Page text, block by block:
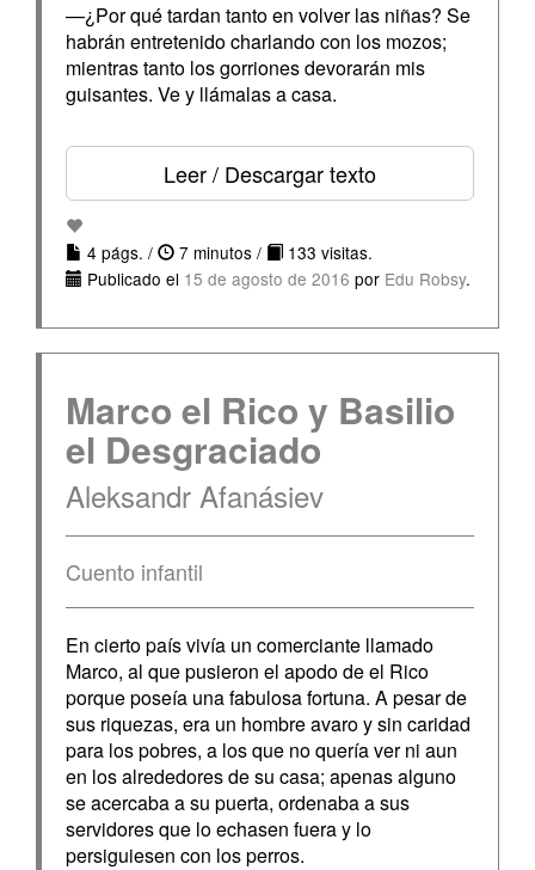
—¿Por qué tardan tanto en volver las niñas? Se
habrán entretenido charlando con los mozos;
mientras tanto los gorriones devorarán mis
guisantes. Ve y llámalas a casa.
Leer / Descargar texto
4 págs. / 7 minutos /
133 visitas.
Publicado el 15 de agosto de 2016 por Edu Robsy.
Marco el Rico y Basilio
el Desgraciado
Aleksandr Afanásiev
Cuento infantil
En cierto país vivía un comerciante llamado
Marco, al que pusieron el apodo de el Rico
porque poseía una fabulosa fortuna. A pesar de
sus riquezas, era un hombre avaro y sin caridad
para los pobres, a los que no quería ver ni aun
en los alrededores de su casa; apenas alguno
se acercaba a su puerta, ordenaba a sus
servidores que lo echasen fuera y lo
persiguiesen con los perros.